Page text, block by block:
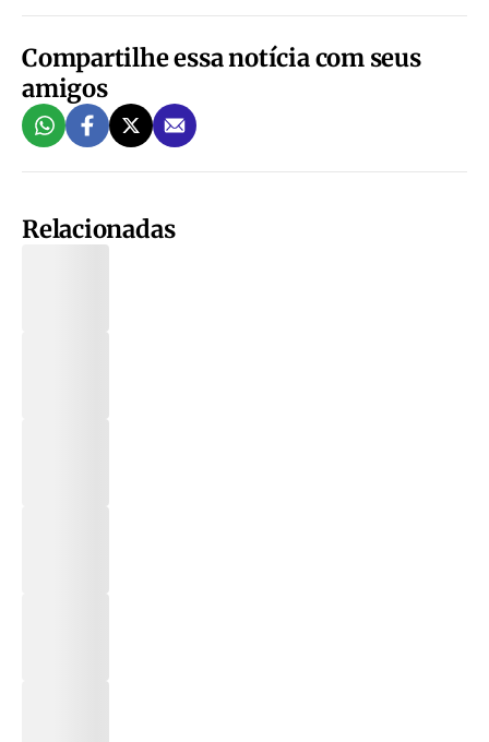
Compartilhe essa notícia com seus
amigos
Relacionadas